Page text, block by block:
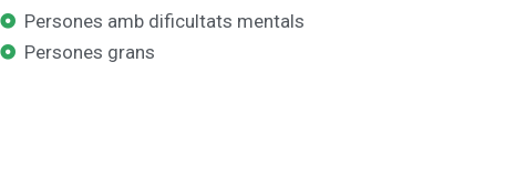
Persones amb dificultats mentals
Persones grans